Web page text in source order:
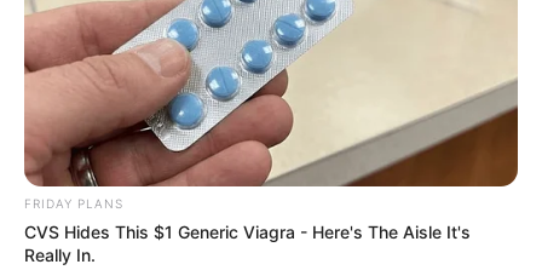
FRIDAY PLANS
CVS Hides This $1 Generic Viagra - Here's The Aisle It's
Really In.